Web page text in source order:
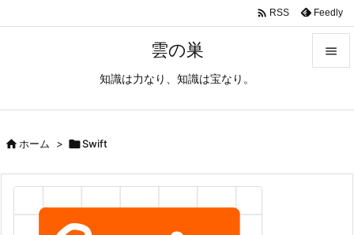
雲の巣
知識は力なり、知識は宝なり。

 RSS Feedly
ホーム > Swift